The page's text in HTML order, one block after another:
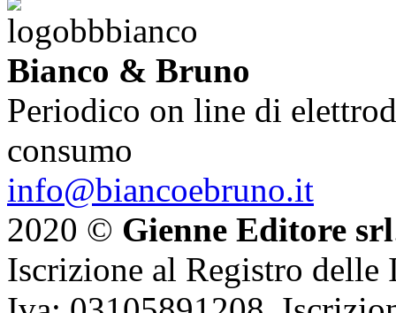
Bianco & Bruno
Periodico on line di
consumo
info@biancoebruno.it
2020 © Gienne Editore srl
Iscrizione al Registro delle